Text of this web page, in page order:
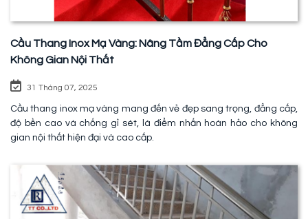
Cầu Thang Inox Mạ Vàng: Nâng Tầm Đẳng Cấp Cho
Không Gian Nội Thất
31 Tháng 07, 2025
Cầu thang inox mạ vàng mang đến vẻ đẹp sang trọng, đẳng cấp,
độ bền cao và chống gỉ sét, là điểm nhấn hoàn hảo cho không
gian nội thất hiện đại và cao cấp.